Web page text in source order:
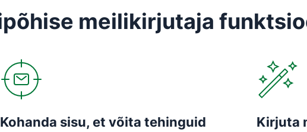
meilikirjutaja
Kohanda sisu, et võita tehinguid Kirjuta